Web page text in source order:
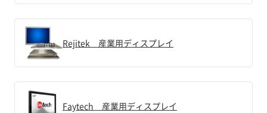
Rejitek 産業用ディスプレイ
Faytech 産業用ディスプレイ